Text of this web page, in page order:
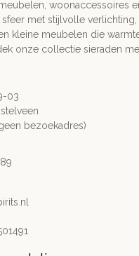
woonaccessoires
met stijlvolle verlichting,
kleine meubelen die
onze collectie sieraden
03
bezoekadres)